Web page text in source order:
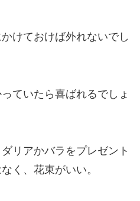
けておけば外れないでし
ていたら喜ばれるでしょ
リアかバラをプレゼント
く、花束がいい。